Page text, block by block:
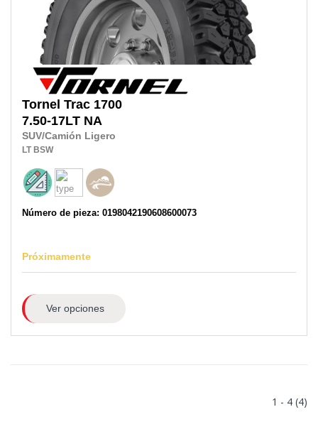
Tornel Trac 1700
7.50-17LT NA
SUV/Camión Ligero
LT BSW
Número de pieza: 0198042190608600073
Próximamente
Ver opciones
1 - 4 (4)